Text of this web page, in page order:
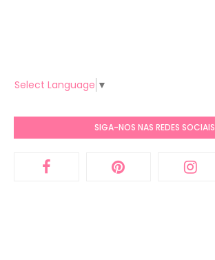
Select Language ▼
SIGA-NOS NAS REDES SOCIAIS